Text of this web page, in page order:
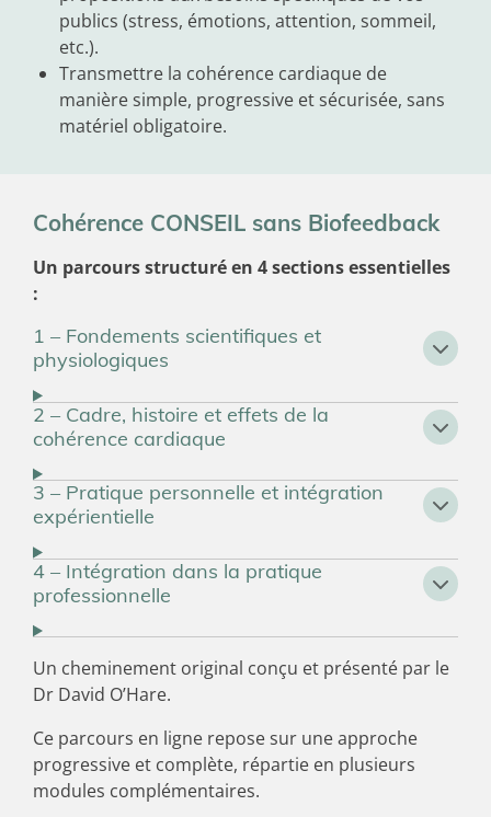
publics (stress, émotions, attention, sommeil,
etc.).
Transmettre la cohérence cardiaque de
manière simple, progressive et sécurisée, sans
matériel obligatoire.
Cohérence CONSEIL sans Biofeedback
Un parcours structuré en 4 sections essentielles
:
1 – Fondements scientifiques et
physiologiques
2 – Cadre, histoire et effets de la
cohérence cardiaque
3 – Pratique personnelle et intégration
expérientielle
4 – Intégration dans la pratique
professionnelle
Un cheminement original conçu et présenté par le
Dr David O’Hare.
Ce parcours en ligne repose sur une approche
progressive et complète, répartie en plusieurs
modules complémentaires.